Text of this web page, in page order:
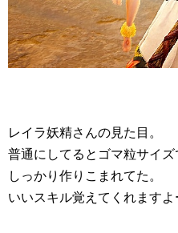
レイラ妖精さんの見た目。
普通にしてるとゴマ粒サイ
しっかり作りこまれてた。
いいスキル覚えてくれますよ